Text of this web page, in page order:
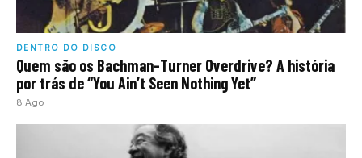
DENTRO DO DISCO
Quem são os Bachman-Turner Overdrive? A história
por trás de “You Ain’t Seen Nothing Yet”
8 Ago